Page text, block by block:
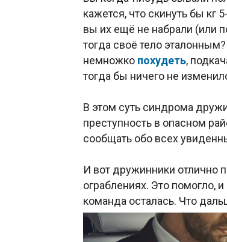
кажется, что скинуть бы кг
вы их ещё не набрали (или
тогда своё тело
немножко похудеть,
тогда бы ничего не
В этом суть синдрома
преступность в опасном
сообщать обо всех
И вот дружинники отлично
ограблениях. Это помогло,
команда осталась. Что